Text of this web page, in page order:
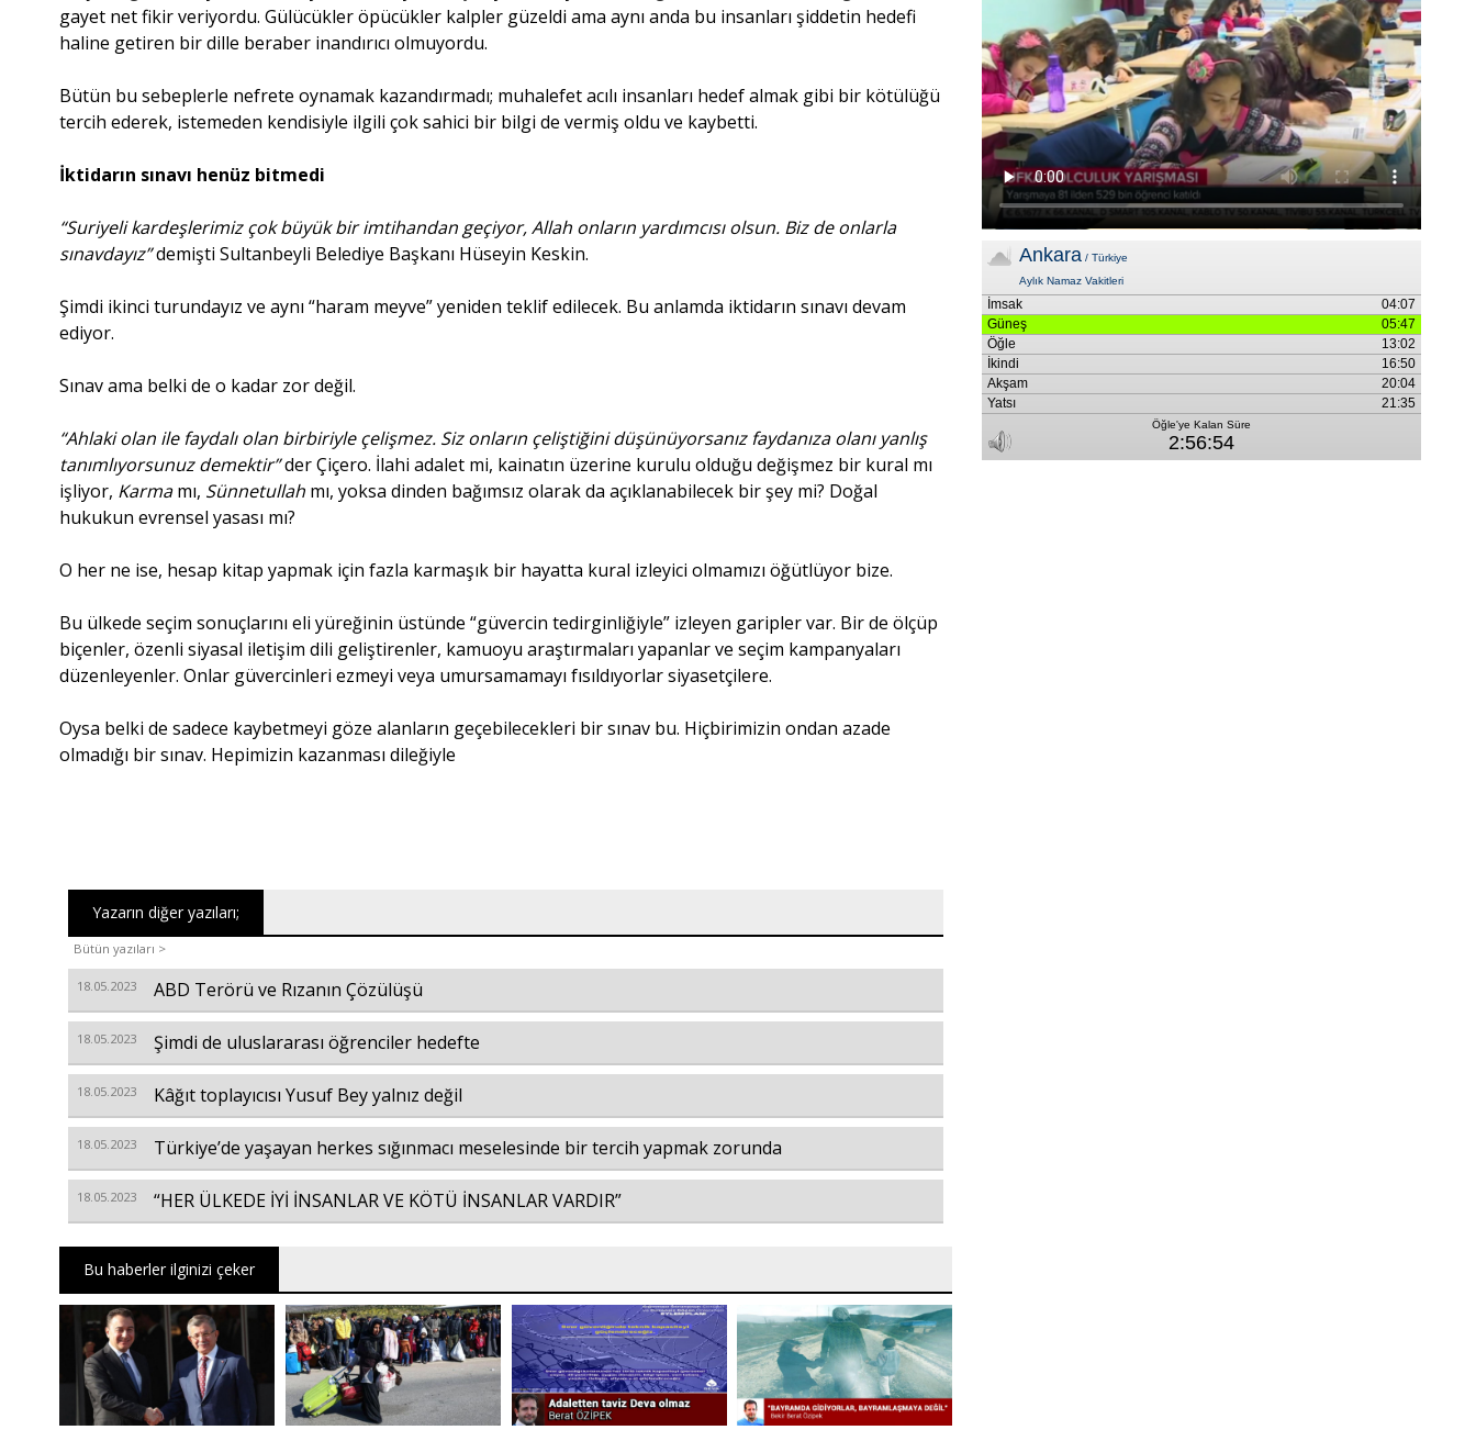
gayet net fikir veriyordu. Gülücükler öpücükler kalpler güzeldi ama aynı anda bu insanları şiddetin hedefi
haline getiren bir dille beraber inandırıcı olmuyordu.
Bütün bu sebeplerle nefrete oynamak kazandırmadı; muhalefet acılı insanları hedef almak gibi bir kötülüğü
tercih ederek, istemeden kendisiyle ilgili çok sahici bir bilgi de vermiş oldu ve kaybetti.
İktidarın sınavı henüz bitmedi
“Suriyeli kardeşlerimiz çok büyük bir imtihandan geçiyor, Allah onların yardımcısı olsun. Biz de onlarla
sınavdayız”demişti Sultanbeyli Belediye Başkanı Hüseyin Keskin.
Şimdi ikinci turundayız ve aynı “haram meyve” yeniden teklif edilecek. Bu anlamda iktidarın sınavı devam
ediyor.
Sınav ama belki de o kadar zor değil.
“Ahlaki olan ile faydalı olan birbiriyle çelişmez. Siz onların çeliştiğini düşünüyorsanız faydanıza olanı yanlış
tanımlıyorsunuz demektir”der Çiçero. İlahi adalet mi, kainatın üzerine kurulu olduğu değişmez bir kural mı
işliyor, Karmamı, Sünnetullah mı, yoksa dinden bağımsız olarak da açıklanabilecek bir şey mi? Doğal
hukukun evrensel yasası mı?
O her ne ise, hesap kitap yapmak için fazla karmaşık bir hayatta kural izleyici olmamızı öğütlüyor bize.
Bu ülkede seçim sonuçlarını eli yüreğinin üstünde “güvercin tedirginliğiyle” izleyen garipler var. Bir de ölçüp
biçenler, özenli siyasal iletişim dili geliştirenler, kamuoyu araştırmaları yapanlar ve seçim kampanyaları
düzenleyenler. Onlar güvercinleri ezmeyi veya umursamamayı fısıldıyorlar siyasetçilere.
Oysa belki de sadece kaybetmeyi göze alanların geçebilecekleri bir sınav bu. Hiçbirimizin ondan azade
olmadığı bir sınav. Hepimizin kazanması dileğiyle
Yazarın diğer yazıları;
Bütün yazıları >
18.05.2023 ABD Terörü ve Rızanın Çözülüşü
18.05.2023 Şimdi de uluslararası öğrenciler hedefte
18.05.2023 Kâğıt toplayıcısı Yusuf Bey yalnız değil
18.05.2023 Türkiye’de yaşayan herkes sığınmacı meselesinde bir tercih yapmak zorunda
18.05.2023 “HER ÜLKEDE İYİ İNSANLAR VE KÖTÜ İNSANLAR VARDIR”
Bu haberler ilginizi çeker